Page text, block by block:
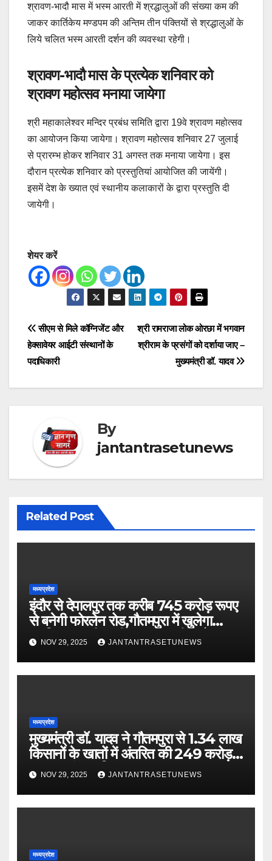
श्रावण-भादौ मास में भस्म आरती में श्रद्धालुओं की संख्या कम की
जाकर कार्तिकेय मण्डपम की अन्तिम तीन पंक्तियों से श्रद्धालुओं के
लिये चलित भस्म आरती दर्शन की व्यवस्था रहेगी।
श्रावण-भादौ मास के प्रत्येक शनिवार को
श्रावण महोत्सव मनाया जायेगा
श्री महाकालेश्वर मन्दिर प्रबंध समिति द्वारा 19वे श्रावण महोत्सव
का आयोजन किया जायेगा। श्रावण महोत्सव शनिवार 27 जुलाई
से प्रारम्भ होकर शनिवार 31 अगस्त तक मनाया जायेगा। इस
दौरान प्रत्येक शनिवार को प्रस्तुतियां आयोजित की जायेंगी।
इसमें देश के ख्यात एवं स्थानीय कलाकारों के द्वारा प्रस्तुति दी
जायेगी।
शेयर करें
Post
navigation
श्री रामराजा लोक ओरछा में भगवान
श्रीराम के प्रसंगों को दर्शाया जाए –
मुख्यमंत्री डॉ. यादव
सीएम से मिले कॉग्निजेंट और
हेक्सावेयर आईटी संस्थानों के
पदाधिकारी
By
jantantrasetunews
Related Post
मध्यप्रदेश
इंदौर से देपालपुर तक करीब 745 करोड़ रूपए
से बनेगी फोरलेन रोड,गौतमपुरा में खुलेगा
महाविद्यालय, पीएचसी अब सीएचसी में होगा
अपग्रेड
NOV 29, 2025 JANTANTRASETUNEWS
मध्यप्रदेश
मुख्यमंत्री डॉ. यादव ने गौतमपुरा से 1.34 लाख
किसानों के खातों में अंतरित की 249 करोड़
रूपए भावांतर राशि
NOV 29, 2025 JANTANTRASETUNEWS
मध्यप्रदेश